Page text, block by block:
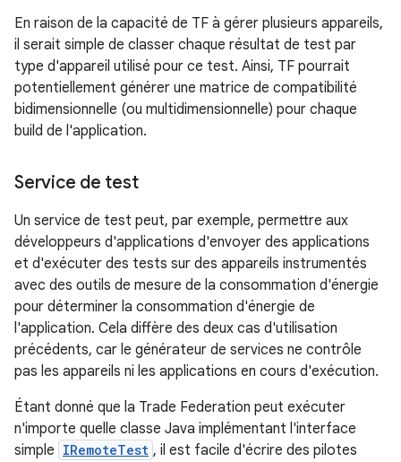
En raison de la capacité de TF à gérer plusieurs appareils,
il serait simple de classer chaque résultat de test par
type d'appareil utilisé pour ce test. Ainsi, TF pourrait
potentiellement générer une matrice de compatibilité
bidimensionnelle (ou multidimensionnelle) pour chaque
build de l'application.
Service de test
Un service de test peut, par exemple, permettre aux
développeurs d'applications d'envoyer des applications
et d'exécuter des tests sur des appareils instrumentés
avec des outils de mesure de la consommation d'énergie
pour déterminer la consommation d'énergie de
l'application. Cela diffère des deux cas d'utilisation
précédents, car le générateur de services ne contrôle
pas les appareils ni les applications en cours d'exécution.
Étant donné que la Trade Federation peut exécuter
n'importe quelle classe Java implémentant l'interface
simple IRemoteTest , il est facile d'écrire des pilotes